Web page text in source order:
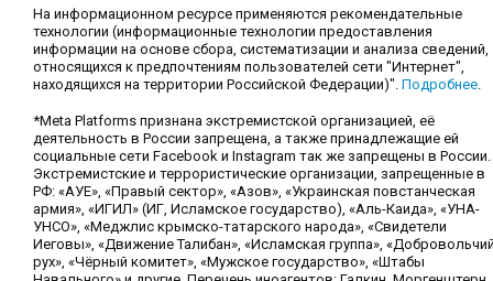
На информационном ресурсе применяются рекомендательные
технологии (информационные технологии предоставления
информации на основе сбора, систематизации и анализа сведений,
относящихся к предпочтениям пользователей сети "Интернет",
находящихся на территории Российской Федерации)". Подробнее.
*Meta Platforms признана экстремистской организацией, её
деятельность в России запрещена, а также принадлежащие ей
социальные сети Facebook и Instagram так же запрещены в России.
Экстремистские и террористические организации, запрещенные в
РФ: «АУЕ», «Правый сектор», «Азов», «Украинская повстанческая
армия», «ИГИЛ» (ИГ, Исламское государство), «Аль-Каида», «УНА-
УНСО», «Меджлис крымско-татарского народа», «Свидетели
Иеговы», «Движение Талибан», «Исламская группа»,
рух», «Чёрный комитет», «Мужское государство», «Штабы